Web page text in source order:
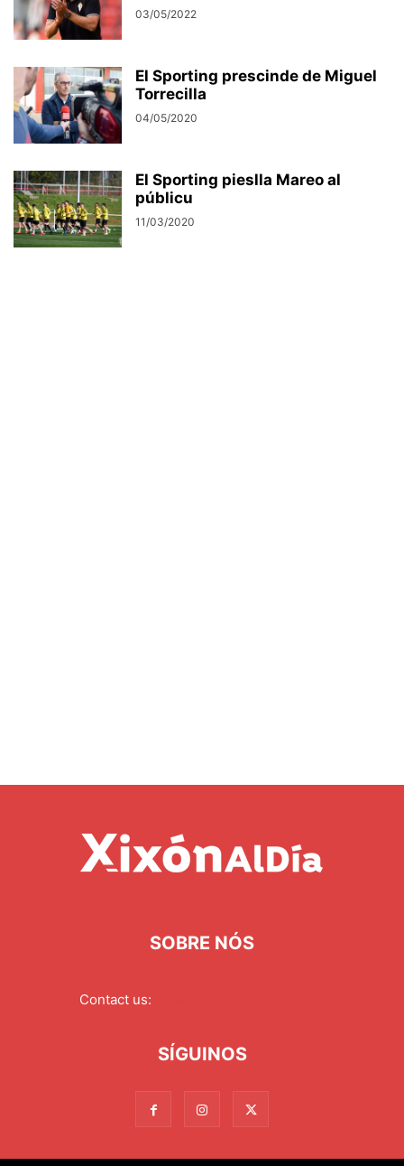
03/05/2022
El Sporting prescinde de Miguel
Torrecilla
04/05/2020
El Sporting pieslla Mareo al
públicu
11/03/2020
SOBRE NÓS
Contact us:
SÍGUINOS